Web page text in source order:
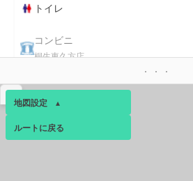
トイレ
コンビニ
桐生東久方店
地図設定 ▴
ベース ▴
ルートに戻る